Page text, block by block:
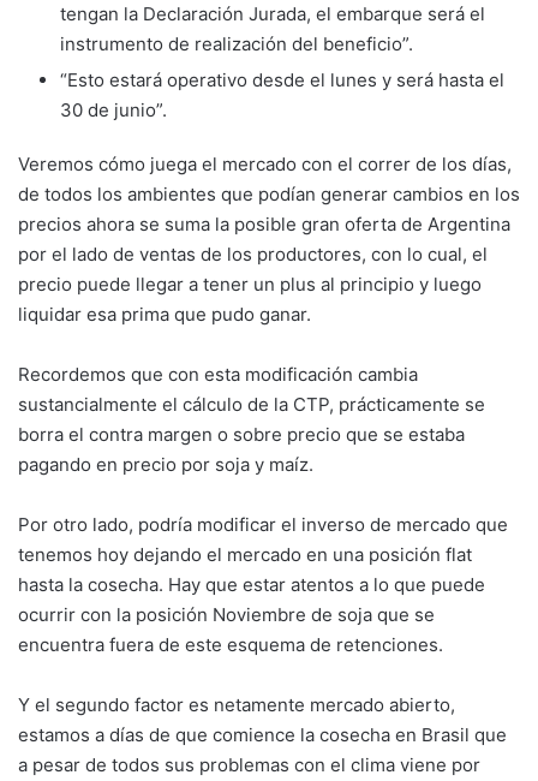
tengan la Declaración Jurada, el embarque será el
instrumento de realización del beneficio”.
“Esto estará operativo desde el lunes y será hasta el
30 de junio”.
Veremos cómo juega el mercado con el correr de los días,
de todos los ambientes que podían generar cambios en los
precios ahora se suma la posible gran oferta de Argentina
por el lado de ventas de los productores, con lo cual, el
precio puede llegar a tener un plus al principio y luego
liquidar esa prima que pudo ganar.
Recordemos que con esta modificación cambia
sustancialmente el cálculo de la CTP, prácticamente se
borra el contra margen o sobre precio que se estaba
pagando en precio por soja y maíz.
Por otro lado, podría modificar el inverso de mercado que
tenemos hoy dejando el mercado en una posición flat
hasta la cosecha. Hay que estar atentos a lo que puede
ocurrir con la posición Noviembre de soja que se
encuentra fuera de este esquema de retenciones.
Y el segundo factor es netamente mercado abierto,
estamos a días de que comience la cosecha en Brasil que
a pesar de todos sus problemas con el clima viene por